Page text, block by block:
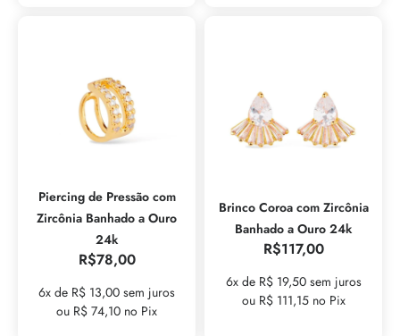
Piercing de Pressão com
Zircônia Banhado a Ouro
24k
R$78,00
6x de R$ 13,00 sem juros
ou R$ 74,10 no Pix
Brinco Coroa com Zircônia
Banhado a Ouro 24k
R$117,00
6x de R$ 19,50 sem juros
ou R$ 111,15 no Pix